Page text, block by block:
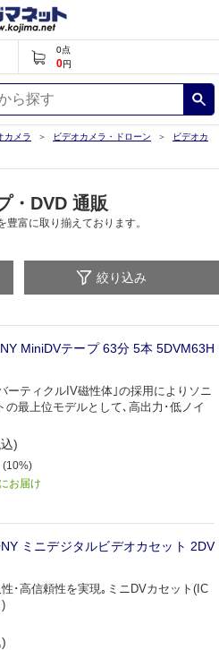
0点
0円
カメラ ビデオカメラ・ドローン
ビデオカ
・DVD 通販
富に取り揃えております。
絞り込み
MiniDVテープ 63分 5本 5DVM63H
ーティクルIV磁性体｣の採用によりソニ
の最上位モデルとして､高出力･低ノイ
)
(10%)
お届け
ミニデジタルビデオカセット 2DV
･高信頼性を実現｡ミニDVカセット(IC